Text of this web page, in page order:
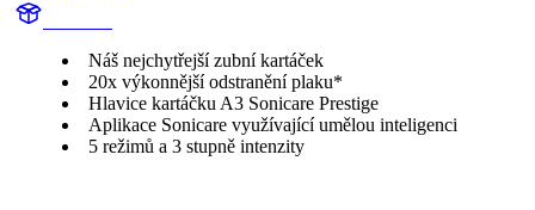
Náš nejchytřejší zubní kartáček
20x výkonnější odstranění plaku*
Hlavice kartáčku A3 Sonicare Prestige
Aplikace Sonicare využívající umělou inteligenci
5 režimů a 3 stupně intenzity